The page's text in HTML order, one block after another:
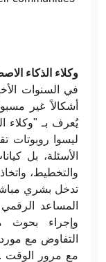
وكلاء الذكاء
في السنوات
أشكالاً غير
ليسوا روبوتات
الأسئلة، بل
والتخطيط،
تدخل بشري
المساعد
وإجراء بحوث
التفاوض مع
مع مرور الوقت .